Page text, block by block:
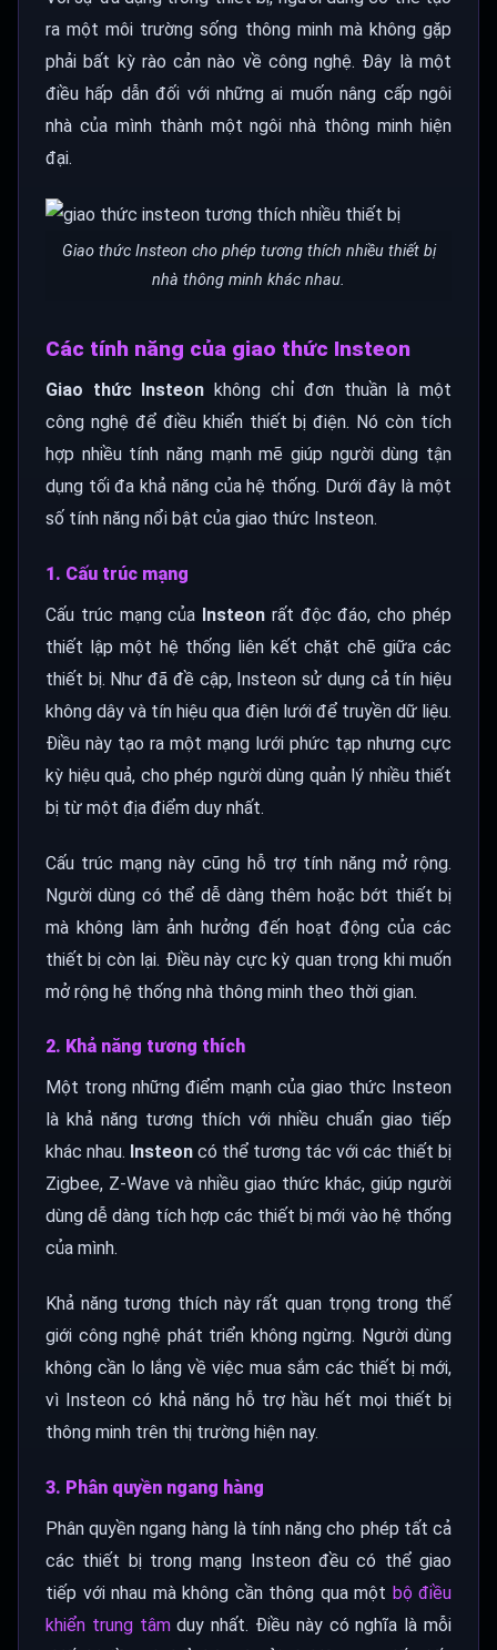
ra một môi trường sống thông minh mà không gặp
phải bất kỳ rào cản nào về công nghệ. Đây là một
điều hấp dẫn đối với những ai muốn nâng cấp ngôi
nhà của mình thành một ngôi nhà thông minh hiện
đại.
Giao thức Insteon cho phép tương thích nhiều thiết bị
nhà thông minh khác nhau.
Các tính năng của giao thức Insteon
Giao thức Insteon không chỉ đơn thuần là một
công nghệ để điều khiển thiết bị điện. Nó còn tích
hợp nhiều tính năng mạnh mẽ giúp người dùng tận
dụng tối đa khả năng của hệ thống. Dưới đây là một
số tính năng nổi bật của giao thức Insteon.
1. Cấu trúc mạng
Cấu trúc mạng của Insteon rất độc đáo, cho phép
thiết lập một hệ thống liên kết chặt chẽ giữa các
thiết bị. Như đã đề cập, Insteon sử dụng cả tín hiệu
không dây và tín hiệu qua điện lưới để truyền dữ liệu.
Điều này tạo ra một mạng lưới phức tạp nhưng cực
kỳ hiệu quả, cho phép người dùng quản lý nhiều thiết
bị từ một địa điểm duy nhất.
Cấu trúc mạng này cũng hỗ trợ tính năng mở rộng.
Người dùng có thể dễ dàng thêm hoặc bớt thiết bị
mà không làm ảnh hưởng đến hoạt động của các
thiết bị còn lại. Điều này cực kỳ quan trọng khi muốn
mở rộng hệ thống nhà thông minh theo thời gian.
2. Khả năng tương thích
Một trong những điểm mạnh của giao thức Insteon
là khả năng tương thích với nhiều chuẩn giao tiếp
khác nhau. Insteon có thể tương tác với các thiết bị
Zigbee, Z-Wave và nhiều giao thức khác, giúp người
dùng dễ dàng tích hợp các thiết bị mới vào hệ thống
của mình.
Khả năng tương thích này rất quan trọng trong thế
giới công nghệ phát triển không ngừng. Người dùng
không cần lo lắng về việc mua sắm các thiết bị mới,
vì Insteon có khả năng hỗ trợ hầu hết mọi thiết bị
thông minh trên thị trường hiện nay.
3. Phân quyền ngang hàng
Phân quyền ngang hàng là tính năng cho phép tất cả
các thiết bị trong mạng Insteon đều có thể giao
tiếp với nhau mà không cần thông qua một bộ điều
khiển trung tâmduy nhất. Điều này có nghĩa là mỗi